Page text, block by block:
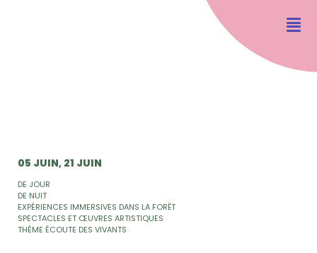
05 JUIN 21 JUIN
DE JOUR
DE NUIT
EXPÉRIENCES IMMERSIVES DANS LA FORÊT
SPECTACLES ET ŒUVRES ARTISTIQUES
THÈME ÉCOUTE DES VIVANTS